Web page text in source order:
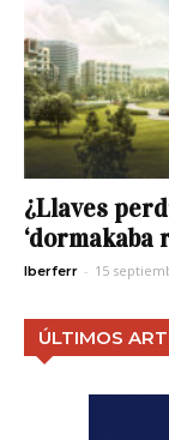
¿Llaves
‘dormakaba
Iberferr - 15
ÚLTIMOS